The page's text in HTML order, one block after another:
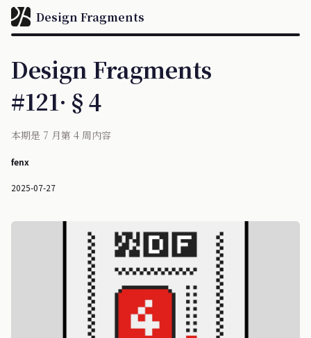
Design Fragments
Design Fragments
#121·§4
本期是 7 月第 4 周内容
fenx
2025-07-27